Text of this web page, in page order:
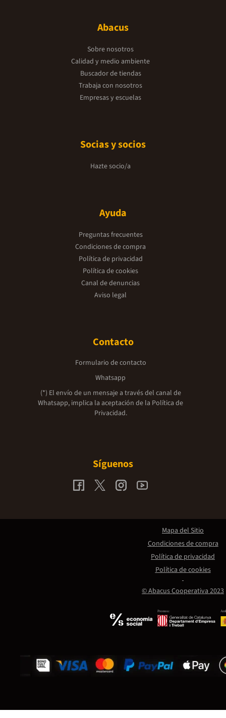
Abacus
Sobre nosotros
Calidad y medio ambiente
Buscador de tiendas
Trabaja con nosotros
Empresas y escuelas
Socias y socios
Hazte socio/a
Ayuda
Preguntas frecuentes
Condiciones de compra
Política de privacidad
Política de cookies
Canal de denuncias
Aviso legal
Contacto
Formulario de contacto
Whatsapp
(*) El envío de un mensaje a través del canal de
Whatsapp, implica la aceptación de la Política de
Privacidad.
Síguenos
Promou:
© Abacus Cooperativa 2023
Mapa del Sitio
Condiciones de compra
Política de privacidad
Política de cookies